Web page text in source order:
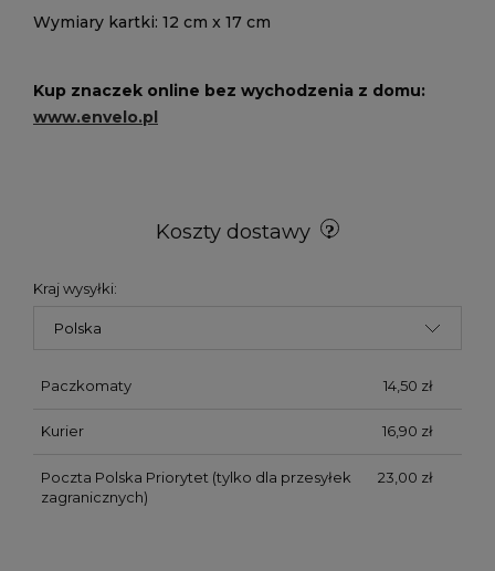
Wymiary kartki: 12 cm x 17 cm
Kup znaczek online bez wychodzenia z domu:
www.envelo.pl
Koszty dostawy
Kraj wysyłki:
Paczkomaty 14,50 zł
Kurier 16,90 zł
Poczta Polska Priorytet (tylko dla przesyłek
zagranicznych)
23,00 zł